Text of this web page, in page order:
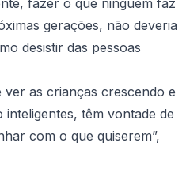
fazer o que ninguém faz
gerações, não deveria
desistir das pessoas
ver as crianças crescendo e
inteligentes, têm vontade de
com o que quiserem”,